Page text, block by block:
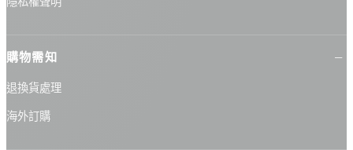
豆、菸草、皮革」則定義了香味整體的溫暖調性。 🛒更多香味這裡
存美好記憶！每一瓶都是手工藝術結晶，6款別出心裁的獨特香氛！ 送
禮是品味分享，選擇香氛當作禮物更多了情感上的分享，希望對方能
購物需知
退換貨處理
海外訂購